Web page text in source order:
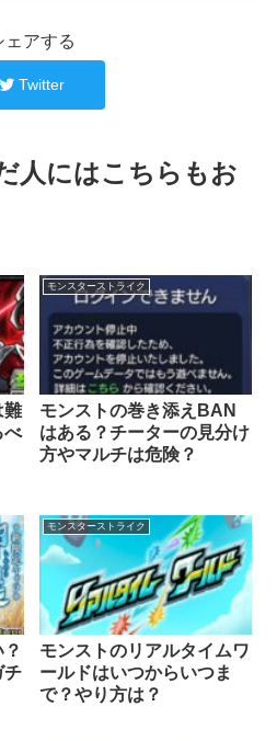
ェアする
Twitter
人にはこちらもお
難
べ
モンスターストライク
モンストの巻き添えBAN
はある？チーターの見分け
方やマルチは危険？
チ
モンスターストライク
モンストのリアルタイムワ
ールドはいつからいつま
で？やり方は？